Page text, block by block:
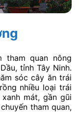
tham quan nông
tỉnh Tây Ninh.
sóc cây ăn trái
nhiều loại trái
mát, gần gũi
tham quan,